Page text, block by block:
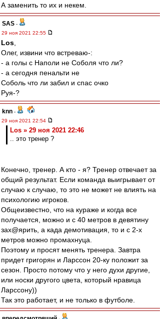
А заменить то их и некем.
SAS -
29 ноя 2021 22:55
Los
Олег, извини что встреваю-:
- а голы с Наполи не Соболя что ли?
- а сегодня пенальти не
Соболь что ли забил и спас очко
Руя-?
knn -
29 ноя 2021 22:54
Los » 29 ноя 2021 22:46
.. это тренер ?
Конечно, тренер. А кто - я? Тренер отвечает за
общий результат. Если команда выигрывает от
случаю к случаю, то это не может не влиять на
психологию игроков.
Общеизвестно, что на кураже и когда все
получается, можно и с 40 метров в девятину
зах@ярить, а када демотивация, то и с 2-х
метров можно промахнуца.
Поэтому и просят менять тренера. Завтра
придет григорян и Ларссон 20-ку положит за
сезон. Просто потому что у него духи другие,
или носки другого цвета, который нравица
Ларссону))
Так это работает, и не только в футболе.